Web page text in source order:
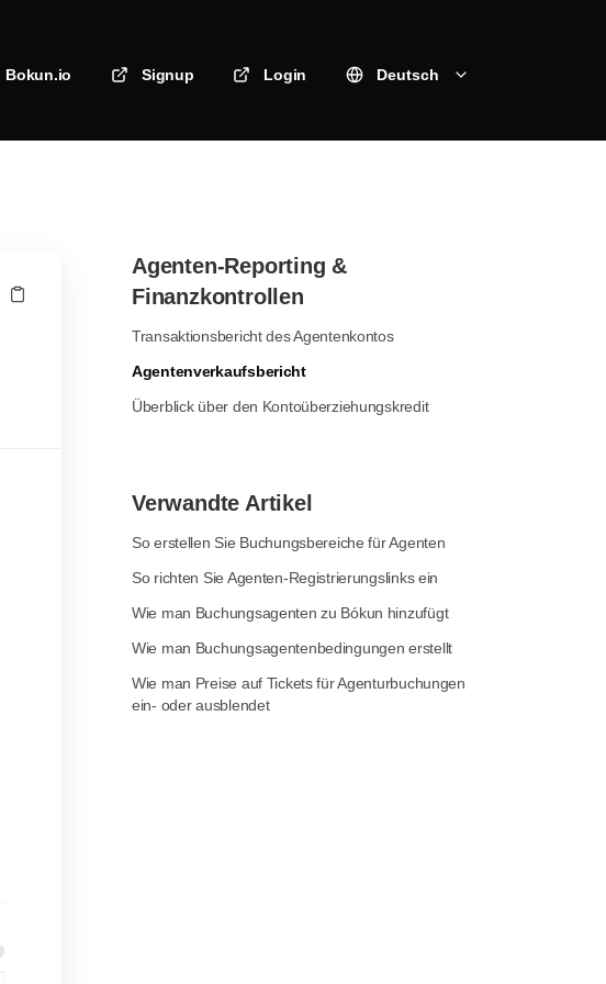
Bokun.io Signup Login Deutsch
Agenten-Reporting &
Finanzkontrollen
Transaktionsbericht des Agentenkontos
Agentenverkaufsbericht
Überblick über den Kontoüberziehungskredit
Verwandte Artikel
So erstellen Sie Buchungsbereiche für Agenten
So richten Sie Agenten-Registrierungslinks ein
Wie man Buchungsagenten zu Bókun hinzufügt
Wie man Buchungsagentenbedingungen erstellt
Wie man Preise auf Tickets für Agenturbuchungen
ein- oder ausblendet